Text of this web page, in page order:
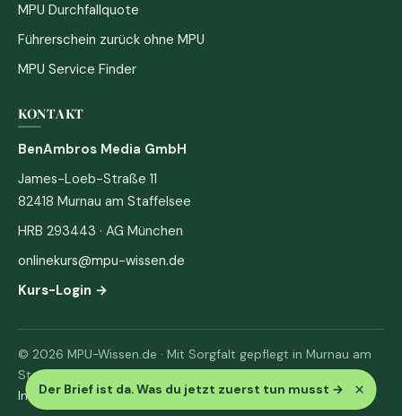
Der Brief ist da. Was du jetzt zuerst tun musst → ×
MPU Durchfallquote
Führerschein zurück ohne MPU
MPU Service Finder
KONTAKT
BenAmbros Media GmbH
James-Loeb-Straße 11
82418 Murnau am Staffelsee
HRB 293443 · AG München
onlinekurs@mpu-wissen.de
Kurs-Login →
© 2026 MPU-Wissen.de · Mit Sorgfalt gepflegt in Murnau am
Staffelsee
Impressum· Datenschutz & AGB